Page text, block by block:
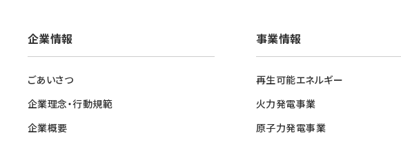
企業情報
ごあいさつ
企業理念・行動規範
企業概要
事業情報
再生可能エネルギー
火力発電事業
原子力発電事業